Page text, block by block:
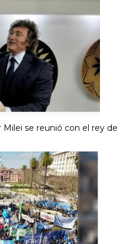
se reunió con el rey de